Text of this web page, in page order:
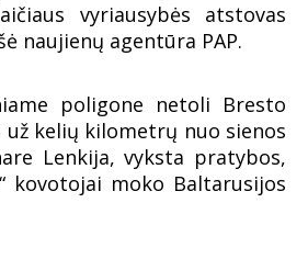
vyriausybės atstovas
naujienų agentūra PAP.
poligone netoli Bresto
už kelių kilometrų nuo sienos
Lenkija, vyksta pratybos,
kovotojai moko Baltarusijos